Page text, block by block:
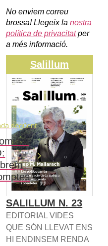
següent
a
No enviem correu
brossa! Llegeix lanostra
política de privacitatper
a més informació.
Salillum
SALILLUM N. 23
EDITORIAL VIDES
QUE SÓN LLEVAT ENS
HI ENDINSEM RENDA